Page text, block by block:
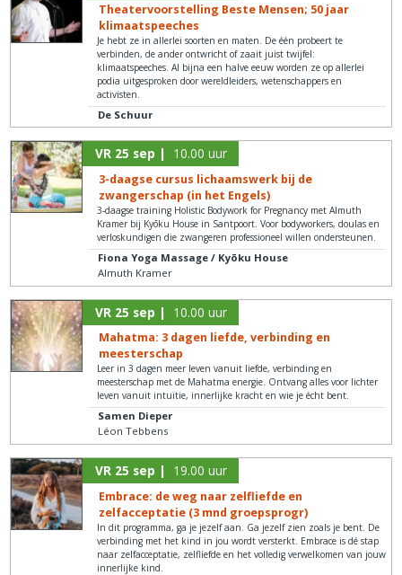
Theatervoorstelling Beste Mensen; 50 jaar
klimaatspeeches
Je hebt ze in allerlei soorten en maten. De één probeert te
verbinden, de ander ontwricht of zaait juist twijfel:
klimaatspeeches. Al bijna een halve eeuw worden ze op allerlei
podia uitgesproken door wereldleiders, wetenschappers en
activisten.
De Schuur
VR 25 sep | 10.00 uur
3-daagse cursus lichaamswerk bij de
zwangerschap (in het Engels)
3-daagse training Holistic Bodywork for Pregnancy met Almuth
Kramer bij Kyōku House in Santpoort. Voor bodyworkers, doulas en
verloskundigen die zwangeren professioneel willen ondersteunen.
Fiona Yoga Massage / Kyōku House
Almuth Kramer
VR 25 sep | 10.00 uur
Mahatma: 3 dagen liefde, verbinding en
meesterschap
Leer in 3 dagen meer leven vanuit liefde, verbinding en
meesterschap met de Mahatma energie. Ontvang alles voor lichter
leven vanuit intuïtie, innerlijke kracht en wie je écht bent.
Samen Dieper
Léon Tebbens
VR 25 sep | 19.00 uur
Embrace: de weg naar zelfliefde en
zelfacceptatie (3 mnd groepsprogr)
In dit programma, ga je jezelf aan. Ga jezelf zien zoals je bent. De
verbinding met het kind in jou wordt versterkt. Embrace is dé stap
naar zelfacceptatie, zelfliefde en het volledig verwelkomen van jouw
innerlijke kind.